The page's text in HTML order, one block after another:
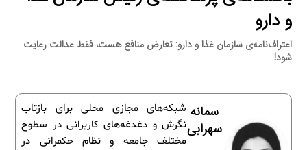
و دارو
اعتراف‌نامه‌ی سازمان غذا و دارو: تعارض منافع هست، فقط عدالت رعایت
شود!
شبکه‌های مجازی محلی برای بازتاب
نگرش و دغدغه‌های کاربرانی در سطوح
مختلف جامعه و نظام حکمرانی در
سمانه
سهرابی